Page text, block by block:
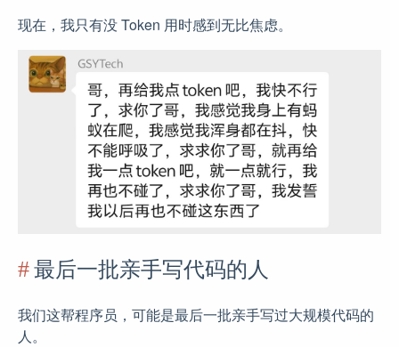
现在，我只有没 Token 用时感到无比焦虑。
最后一批亲手写代码的人
我们这帮程序员，可能是最后一批亲手写过大规模代码的
人。